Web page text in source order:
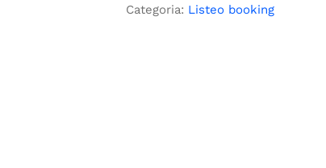
Categoria: Listeo booking